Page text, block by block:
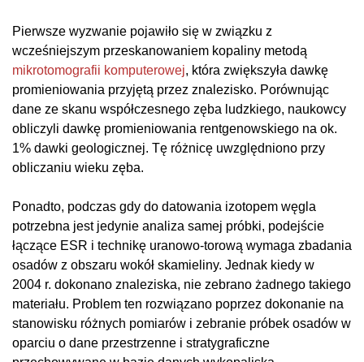
Pierwsze wyzwanie pojawiło się w związku z
wcześniejszym przeskanowaniem kopaliny metodą
mikrotomografii komputerowej, która zwiększyła dawkę
promieniowania przyjętą przez znalezisko. Porównując
dane ze skanu współczesnego zęba ludzkiego, naukowcy
obliczyli dawkę promieniowania rentgenowskiego na ok.
1% dawki geologicznej. Tę różnicę uwzględniono przy
obliczaniu wieku zęba.
Ponadto, podczas gdy do datowania izotopem węgla
potrzebna jest jedynie analiza samej próbki, podejście
łączące ESR i technikę uranowo-torową wymaga zbadania
osadów z obszaru wokół skamieliny. Jednak kiedy w
2004 r. dokonano znaleziska, nie zebrano żadnego takiego
materiału. Problem ten rozwiązano poprzez dokonanie na
stanowisku różnych pomiarów i zebranie próbek osadów w
oparciu o dane przestrzenne i stratygraficzne